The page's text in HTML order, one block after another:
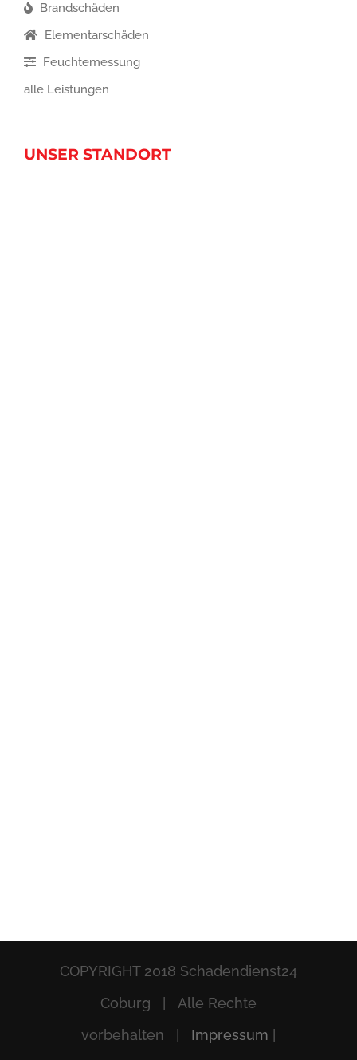
Brandschäden
Elementarschäden
Feuchtemessung
alle Leistungen
UNSER STANDORT
COPYRIGHT 2018 Schadendienst24
Coburg | Alle Rechte
vorbehalten | Impressum